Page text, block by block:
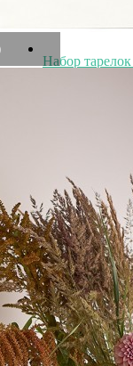
Набор
Банка для чая
820 мл (73601)
Быстрый
2 490₽